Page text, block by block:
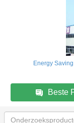
Energy
Beste